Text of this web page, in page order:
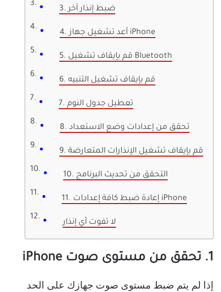
3. ضبط إنذار آخر
4. أعد تشغيل جهاز iPhone
5. قم بإيقاف تشغيل Bluetooth
6. قم بإيقاف تشغيل التنبيه
7. تعطيل جدول النوم
8. تحقق من إعدادات وضع الاستعداد
9. قم بإيقاف تشغيل الإنذارات المتعارضة
10. التحقق من تحديث البرنامج
11. إعادة ضبط كافة إعدادات iPhone
لا تفوت أي إنذار
1. تحقق من مستوى صوت iPhone
إذا لم يتم ضبط مستوى صوت جهازك على الحد